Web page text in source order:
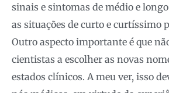
sinais e sintomas de médio e
as situações de curto e curtíssimo
Outro aspecto importante é que
cientistas a escolher as novas
estados clínicos. A meu ver, isso